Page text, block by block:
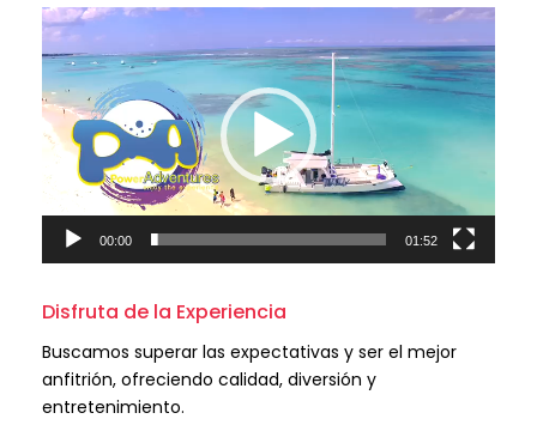
R
e
r
o
u
c
o
d
e
v
í
00:00 01:52
Disfruta de la Experiencia
Buscamos superar las expectativas y ser el mejor
anfitrión, ofreciendo calidad, diversión y
entretenimiento.